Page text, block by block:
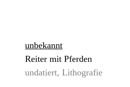
unbekannt
Reiter mit Pferden
undatiert, Lithografie